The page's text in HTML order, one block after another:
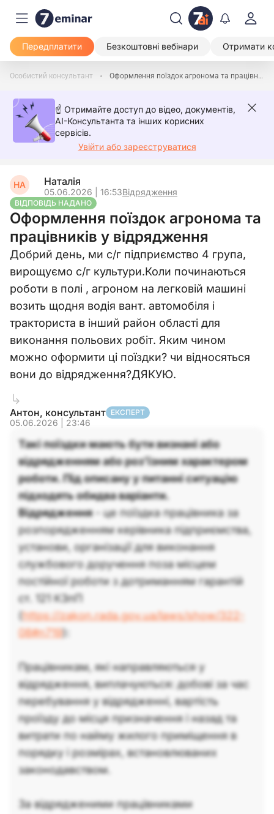
Передплатити Безкоштовні вебінари Отримати
Особистий консультант Оформлення поїздок агронома та працівників у відрядження
☝️ Отримайте доступ до відео, документів,
AI-Консультанта та інших корисних
сервісів.
Увійти або зареєструватися
НА Наталія
05.06.2026 | 16:53Відрядження
ВІДПОВІДЬ НАДАНО
Оформлення поїздок агронома та
працівників у відрядження
Добрий день, ми с/г підприємство 4 група,
вирощуємо с/г культури.Коли починаються
роботи в полі , агроном на легковій машині
возить щодня водія вант. автомобіля і
тракториста в інший район області для
виконання польових робіт. Яким чином
можно оформити ці поїздки? чи відносяться
вони до відрядження?ДЯКУЮ.
Антон, консультант ЕКСПЕРТ
05.06.2026 | 23:46
Такі поїздки мають бути визнані або
відрядженням або роз’їзним характером
роботи. Під описану у питанні ситуацію
підходять обидва варіанти.
Відрядження- це поїздка працівника за
розпорядженням керівника підприємства,
установи, організації для виконання
службового доручення поза місцем
постійної роботи з дотриманням гарантій
ст. 121 КЗпП
(https://zakon.rada.gov.ua/laws/show/322-
08#n719):
Працівникам, які направляються у
відрядження, виплачуються: добові за час
перебування у відрядженні, вартість
проїзду до місця призначення і назад та
витрати по найму жилого приміщення в
порядку і розмірах, встановлюваних
законодавством.
За відрядженими працівниками